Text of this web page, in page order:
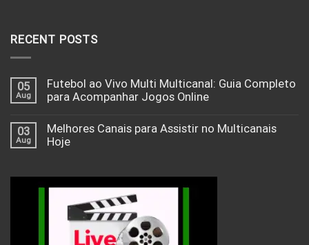
RECENT POSTS
05
Aug
Futebol ao Vivo Multi Multicanal: Guia Completo
para Acompanhar Jogos Online
03
Aug
Melhores Canais para Assistir no Multicanais
Hoje